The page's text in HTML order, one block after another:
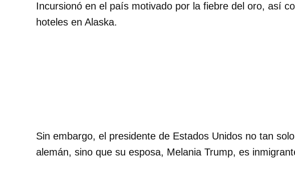
Incursionó en el país motivado por la fiebre del oro, así
hoteles en Alaska.
Sin embargo, el presidente de Estados Unidos no tan
alemán, sino que su esposa, Melania Trump, es